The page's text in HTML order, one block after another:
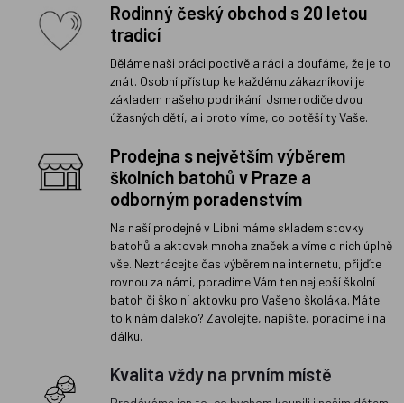
Rodinný český obchod s 20 letou
tradicí
Děláme naši práci poctivě a rádi a doufáme, že je to
znát. Osobní přístup ke každému zákazníkovi je
základem našeho podnikání. Jsme rodiče dvou
úžasných dětí, a i proto víme, co potěší ty Vaše.
Prodejna s největším výběrem
školních batohů v Praze a
odborným poradenstvím
Na naší prodejně v Libni máme skladem stovky
batohů a aktovek mnoha značek a víme o nich úplně
vše. Neztrácejte čas výběrem na internetu, přijďte
rovnou za námi, poradíme Vám ten nejlepší školní
batoh či školní aktovku pro Vašeho školáka. Máte
to k nám daleko? Zavolejte, napište, poradíme i na
dálku.
Kvalita vždy na prvním místě